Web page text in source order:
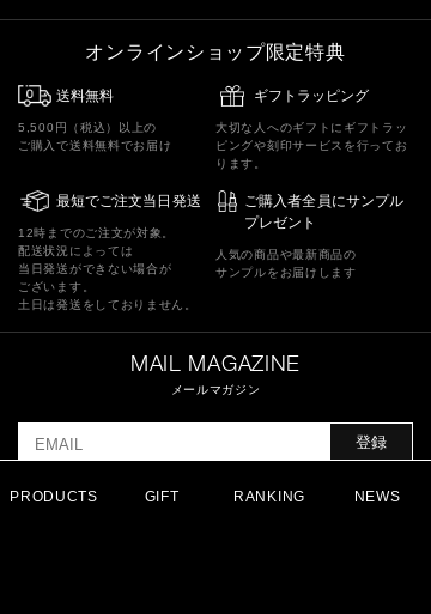
PRODUCTS GIFT RANKING NEWS
オンラインショップ限定特典
送料無料
5,500円（税込）以上の
ご購入で送料無料でお届け
ギフトラッピング
大切な人へのギフトにギフトラッ
ピングや刻印サービスを行ってお
ります。
最短でご注文当日発送
12時までのご注文が対象。
配送状況によっては
当日発送ができない場合が
ございます。
土日は発送をしておりません。
ご購入者全員にサンプル
プレゼント
人気の商品や最新商品の
サンプルをお届けします
MAIL MAGAZINE
メールマガジン
登録
利用規約
に同意したものとさせていただきます。